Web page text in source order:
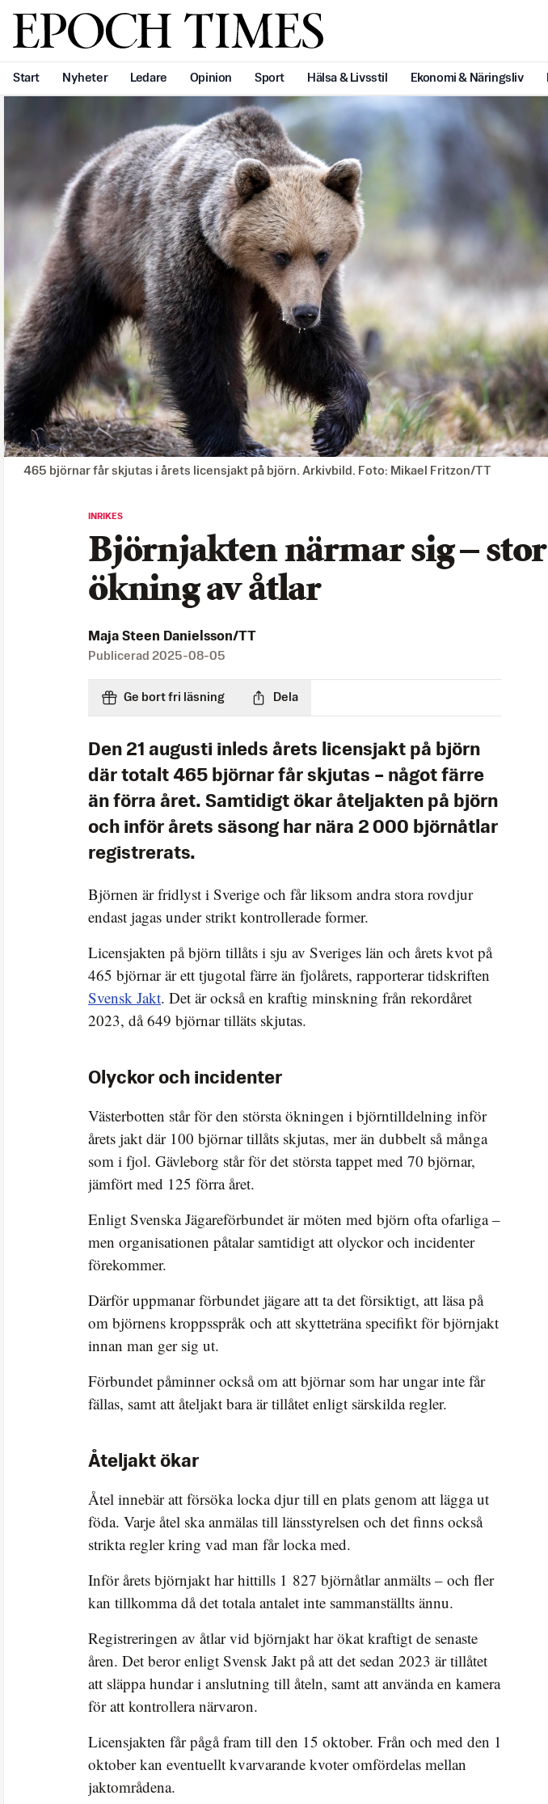
Svenska Epoch Times
Start Nyheter Ledare Opinion Sport Hälsa & Livsstil Ekonomi & Näringsliv
465 björnar får skjutas i årets licensjakt på björn. Arkivbild. Foto: Mikael Fritzon/TT
INRIKES
Björnjakten närmar sig – stor
ökning av åtlar
Maja Steen Danielsson/TT
Publicerad 2025-08-05
Ge bort fri läsning Dela
Den 21 augusti inleds årets licensjakt på björn
där totalt 465 björnar får skjutas – något färre
än förra året. Samtidigt ökar åteljakten på björn
och inför årets säsong har nära 2 000 björnåtlar
registrerats.
Björnen är fridlyst i Sverige och får liksom andra stora rovdjur
endast jagas under strikt kontrollerade former.
Licensjakten på björn tillåts i sju av Sveriges län och årets kvot på
465 björnar är ett tjugotal färre än fjolårets, rapporterar tidskriften
Svensk Jakt. Det är också en kraftig minskning från rekordåret
2023, då 649 björnar tilläts skjutas.
Olyckor och incidenter
Västerbotten står för den största ökningen i björntilldelning inför
årets jakt där 100 björnar tillåts skjutas, mer än dubbelt så många
som i fjol. Gävleborg står för det största tappet med 70 björnar,
jämfört med 125 förra året.
Enligt Svenska Jägareförbundet är möten med björn ofta ofarliga –
men organisationen påtalar samtidigt att olyckor och incidenter
förekommer.
Därför uppmanar förbundet jägare att ta det försiktigt, att läsa på
om björnens kroppsspråk och att skytteträna specifikt för björnjakt
innan man ger sig ut.
Förbundet påminner också om att björnar som har ungar inte får
fällas, samt att åteljakt bara är tillåtet enligt särskilda regler.
Åteljakt ökar
Åtel innebär att försöka locka djur till en plats genom att lägga ut
föda. Varje åtel ska anmälas till länsstyrelsen och det finns också
strikta regler kring vad man får locka med.
Inför årets björnjakt har hittills 1 827 björnåtlar anmälts – och fler
kan tillkomma då det totala antalet inte sammanställts ännu.
Registreringen av åtlar vid björnjakt har ökat kraftigt de senaste
åren. Det beror enligt Svensk Jakt på att det sedan 2023 är tillåtet
att släppa hundar i anslutning till åteln, samt att använda en kamera
för att kontrollera närvaron.
Licensjakten får pågå fram till den 15 oktober. Från och med den 1
oktober kan eventuellt kvarvarande kvoter omfördelas mellan
jaktområdena.